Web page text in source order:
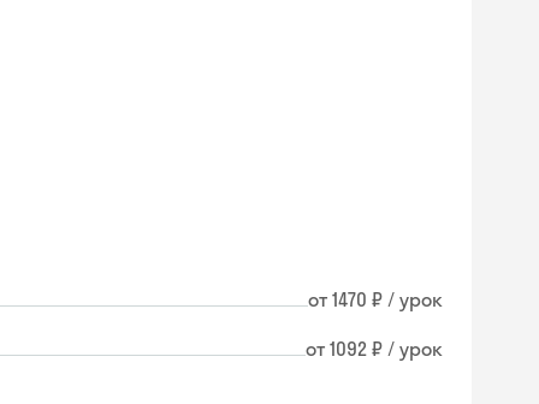
от 1470 ₽ / урок
от 1092 ₽ / урок